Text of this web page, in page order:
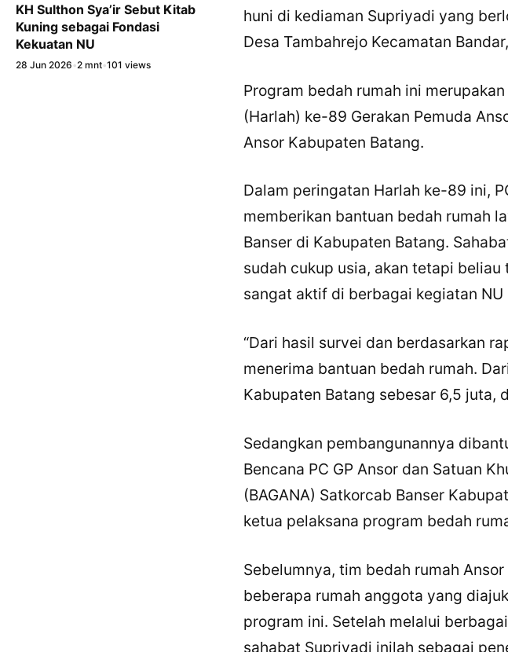
KH Sulthon Sya’ir Sebut Kitab
Kuning sebagai Fondasi
Kekuatan NU
28 Jun 2026 •2 mnt•101 views
huni di kediaman Supriyadi yang
Desa Tambahrejo Kecamatan
Program bedah rumah ini
(Harlah) ke-89 Gerakan Pemuda
Ansor Kabupaten Batang.
Dalam peringatan Harlah ke-89 ini,
memberikan bantuan bedah rumah
Banser di Kabupaten Batang.
sudah cukup usia, akan tetapi
sangat aktif di berbagai kegiatan NU
“Dari hasil survei dan berdasarkan
menerima bantuan bedah rumah.
Kabupaten Batang sebesar 6,5 juta,
Sedangkan pembangunannya
Bencana PC GP Ansor dan Satuan
(BAGANA) Satkorcab Banser
ketua pelaksana program bedah
Sebelumnya, tim bedah rumah
beberapa rumah anggota yang
program ini. Setelah melalui
sahabat Supriyadi inilah sebagai